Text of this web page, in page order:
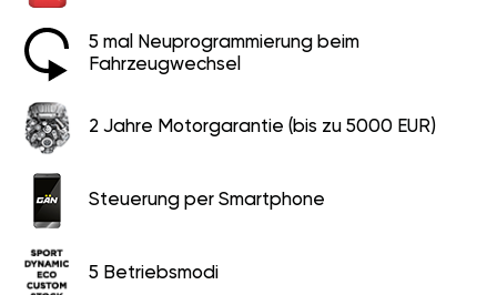
5 mal Neuprogrammierung beim
Fahrzeugwechsel
2 Jahre Motorgarantie (bis zu 5000 EUR)
Steuerung per Smartphone
5 Betriebsmodi